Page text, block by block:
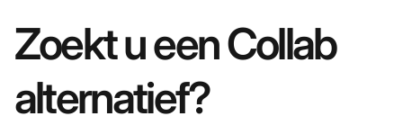
Zoekt u een Collab
alternatief?